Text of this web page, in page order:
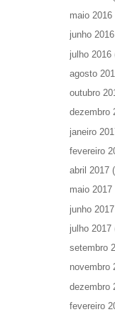
maio 2016
junho 2016
julho 2016
agosto
outubro
dezembro
janeiro
fevereiro
abril 2017
maio 2017
junho 2017
julho 2017
setembro
novembro
dezembro
fevereiro